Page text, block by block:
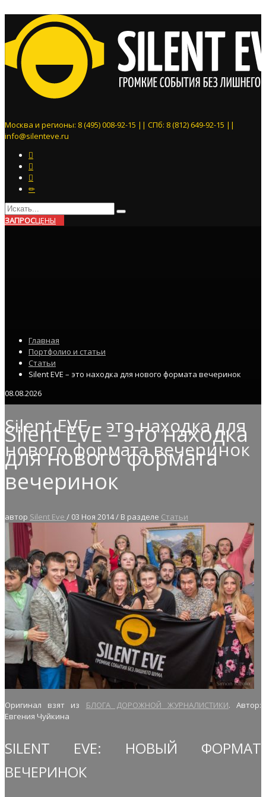
Москва и регионы: 8 (495) 008-92-15 || СПб: 8 (812) 649-92-15 ||
info@silenteve.ru
ЗАПРОСЦЕНЫ
Главная
Портфолио и статьи
Статьи
Silent EVE – это находка для нового формата вечеринок
08.08.2026
Silent EVE – это находка для
нового формата вечеринок
Silent EVE – это находка
для нового формата
вечеринок
автор Silent Eve / 03 Ноя 2014/ В разделе Статьи
Оригинал взят из БЛОГА ДОРОЖНОЙ ЖУРНАЛИСТИКИ. Автор:
Евгения Чуйкина
SILENT EVE: НОВЫЙ ФОРМАТ
ВЕЧЕРИНОК